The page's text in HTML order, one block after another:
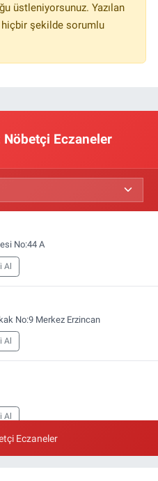
üstleniyorsunuz. Yazılan
şekilde sorumlu
Eczaneler
No:44 A
Al
No:9 Merkez Erzincan
Al
Al
Eczaneler